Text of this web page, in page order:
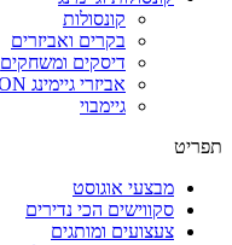
קונסולות
בקרים ואביזרים
דיסקים ומשחקים
אביזרי גיימינג DRAGON
גיימבוי
תפריט
מבצעי אוגוסט
סקווישים הכי נדירים
צעצועים ומותגים